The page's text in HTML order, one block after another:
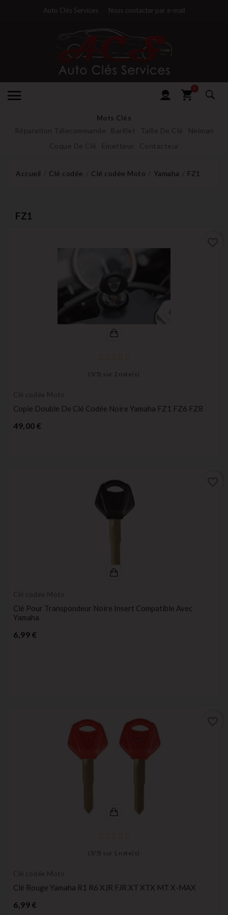
Auto Clés Services Nous contacter par e-mail
0
Mots Clés
Réparation Télecommande Barillet Taille De Clé
Neiman
Coque De Clé
Emetteur Contacteur
Accueil Clé codée Clé codée Moto Yamaha FZ1
FZ1
( 5/ 5) sur 2 note(s)
Clé codée Moto
Copie Double De Clé Codée Noire Yamaha FZ1 FZ6 FZ8
49,00 €
Clé codée Moto
Clé Pour Transpondeur Noire Insert Compatible Avec
Yamaha
6,99 €
( 5/ 5) sur 1 note(s)
Clé codée Moto
Clé Rouge Yamaha R1 R6 XJR FJR XT XTX MT X-MAX
6,99 €